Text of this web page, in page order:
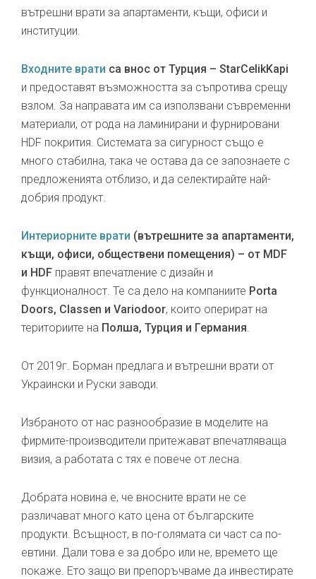
вътрешни врати за апартаменти, къщи, офиси и
институции.
Входните врати са внос от Турция – StarCelikKapi
и предоставят възможността за съпротива срещу
взлом. За направата им са използвани съвременни
материали, от рода на ламинирани и фурнировани
HDF покрития. Системата за сигурност също е
много стабилна, така че остава да се запознаете с
предложенията отблизо, и да селектирайте най-
добрия продукт.
Интериорните врати (вътрешните за апартаменти,
къщи, офиси, обществени помещения) – от MDF
и HDF правят впечатление с дизайн и
функционалност. Те са дело на компаниите Porta
Doors, Classen и Variodoor, които оперират на
териториите на Полша, Турция и Германия
От 2019г. Борман предлага и вътрешни врати от
Украински и Руски заводи.
Избраното от нас разнообразие в моделите на
фирмите-производители притежават впечатляваща
визия, а работата с тях е повече от лесна.
Добрата новина е, че вносните врати не се
различават много като цена от българските
продукти. Всъщност, в по-голямата си част са по-
евтини. Дали това е за добро или не, времето ще
покаже. Ето защо ви препоръчваме да инвестирате